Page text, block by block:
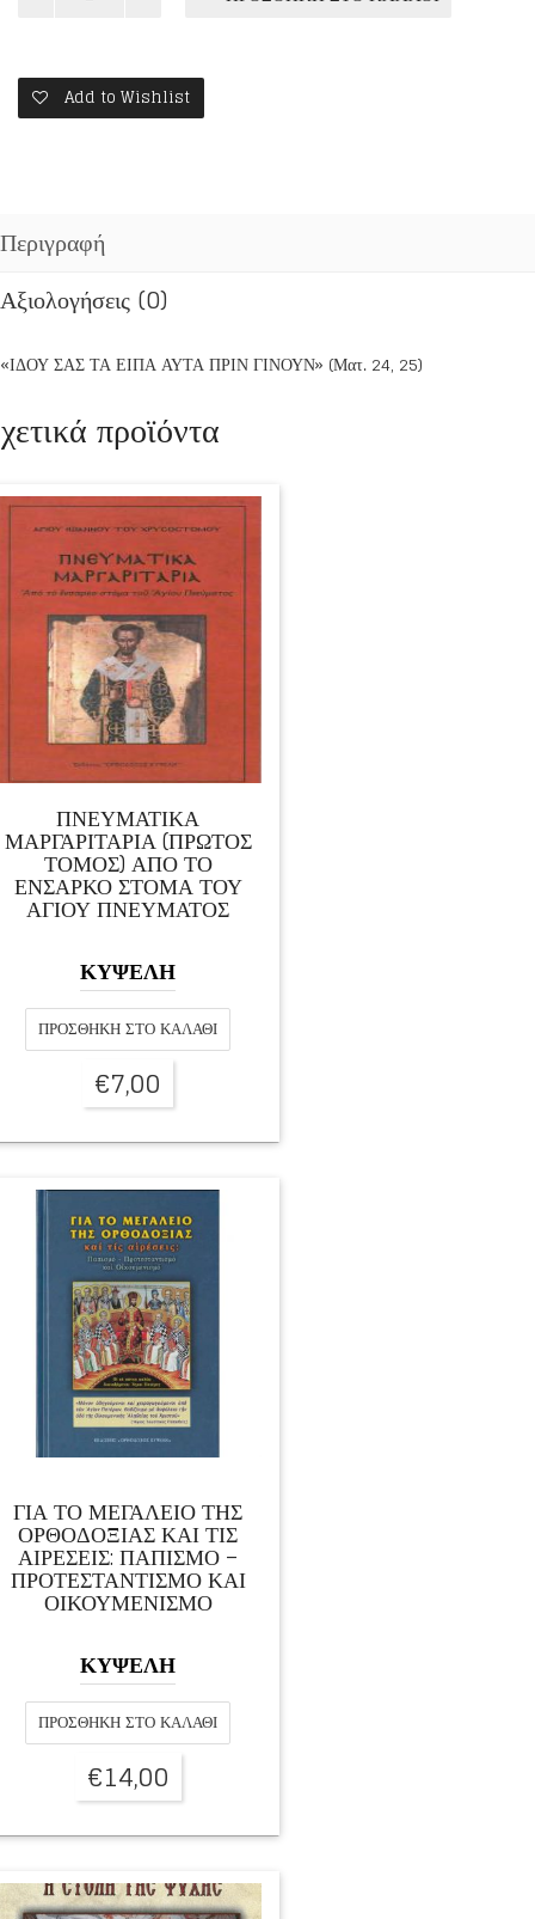
ΑΠΟ
ΤΟΝ
ΑΝΤΙΧΡΙΣΤΟ
Add to Wishlist
Περιγραφή
Αξιολογήσεις (0)
«ΙΔΟΥ ΣΑΣ ΤΑ ΕΙΠΑ ΑΥΤΑ ΠΡΙΝ ΓΙΝΟΥΝ» (Ματ. 24, 25)
προϊόντα
ΠΝΕΥΜΑΤΙΚΑ
ΜΑΡΓΑΡΙΤΑΡΙΑ (ΠΡΩΤΟΣ
ΤΟΜΟΣ) ΑΠΟ ΤΟ
ΕΝΣΑΡΚΟ ΣΤΟΜΑ ΤΟΥ
ΑΓΙΟΥ ΠΝΕΥΜΑΤΟΣ
ΚΥΨΕΛΗ
ΠΡΟΣΘΉΚΗ ΣΤΟ ΚΑΛΆΘΙ
€7,00
ΓΙΑ ΤΟ ΜΕΓΑΛΕΙΟ ΤΗΣ
ΟΡΘΟΔΟΞΙΑΣ ΚΑΙ ΤΙΣ
ΑΙΡΕΣΕΙΣ: ΠΑΠΙΣΜΟ –
ΠΡΟΤΕΣΤΑΝΤΙΣΜΟ ΚΑΙ
ΟΙΚΟΥΜΕΝΙΣΜΟ
ΚΥΨΕΛΗ
ΠΡΟΣΘΉΚΗ ΣΤΟ ΚΑΛΆΘΙ
€14,00